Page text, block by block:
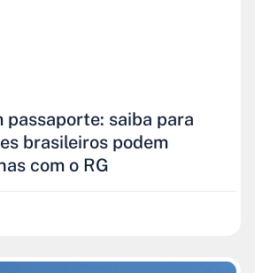
passaporte: saiba para
brasileiros podem
com o RG